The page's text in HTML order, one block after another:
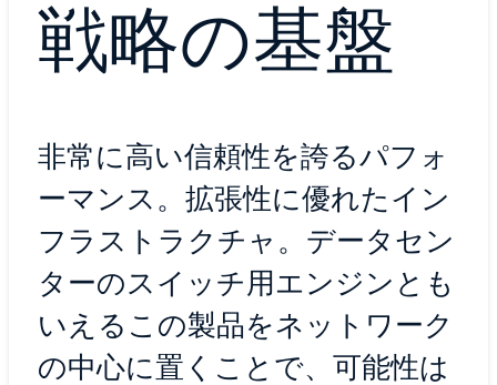
戦略の基盤
非常に高い信頼性を誇るパフォ
ーマンス。拡張性に優れたイン
フラストラクチャ。データセン
ターのスイッチ用エンジンとも
いえるこの製品をネットワーク
の中心に置くことで、可能性は